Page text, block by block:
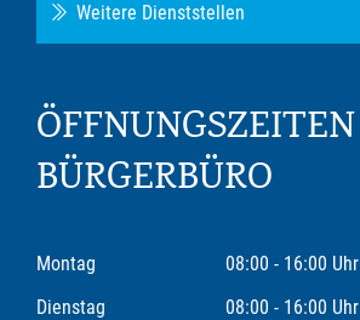
Weitere Dienststellen
ÖFFNUNGSZEITEN
BÜRGERBÜRO
Montag
08:00 - 16:00 Uhr
Dienstag
08:00 - 16:00 Uhr